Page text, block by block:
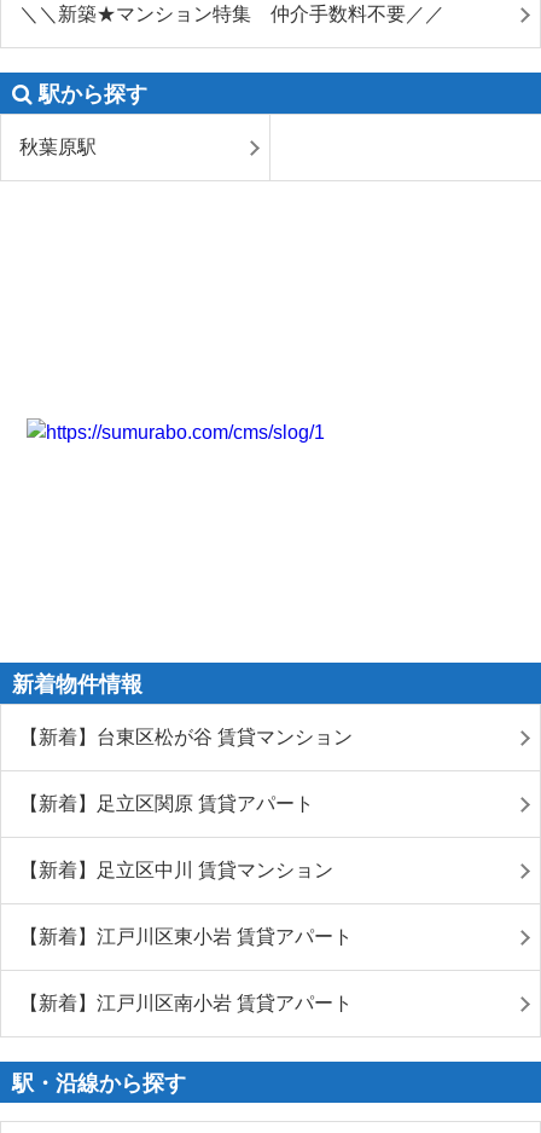
＼＼新築★マンション特集 仲介手数料不要／／
駅から探す
秋葉原駅
新着物件情報
【新着】台東区松が谷 賃貸マンション
【新着】足立区関原 賃貸アパート
【新着】足立区中川 賃貸マンション
【新着】江戸川区東小岩 賃貸アパート
【新着】江戸川区南小岩 賃貸アパート
駅・沿線から探す